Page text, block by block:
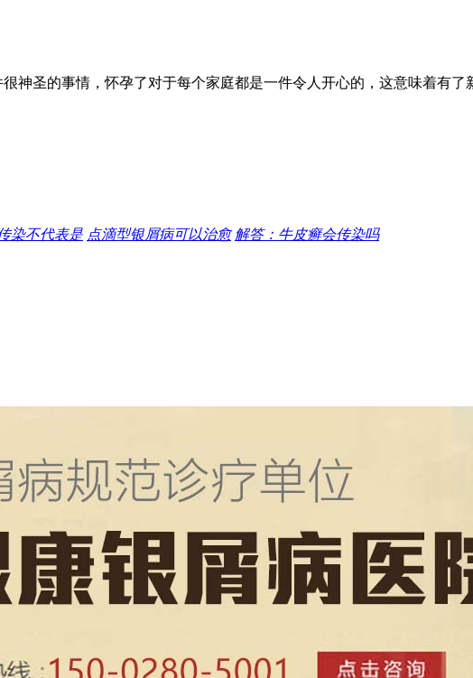
神圣的事情，怀孕了对于每个家庭都是一件令人开心的，这意味着有
染不代表是 点滴型银屑病可以治愈 解答：牛皮癣会传染吗